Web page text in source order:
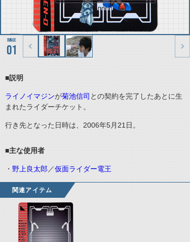
01
■説明
ライノイマジンが菊池信司 との契約を完了したあとに生
まれたライダーチケット。
行き先となった日時は、2006年5月21日。
■主な使用者
・ 野上良太郎 ／仮面ライダー電王
関連アイテム